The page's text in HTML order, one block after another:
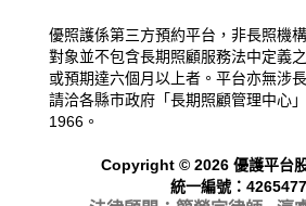
優照護係第三方預約平台，非長照機
對象並不包含長期照顧服務法中定義
或預期達六個月以上者。平台亦無涉
請洽各縣市政府「長期照顧管理中心
1966。
Copyright © 2026 優護平台
統一編號：